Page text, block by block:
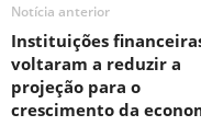
Notícia anterior
Instituições
voltaram a reduzir a
projeção para o
crescimento da